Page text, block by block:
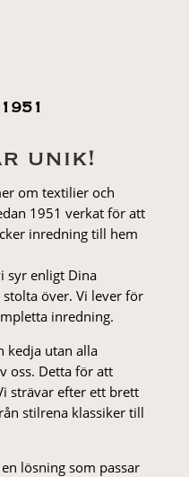
unik!
om textilier och
1951 verkat för att
inredning till hem
syr enligt Dina
över. Vi lever för
inredning.
kedja utan alla
oss. Detta för att
strä­var efter ett brett
stil­rena klas­siker till
lösning som passar